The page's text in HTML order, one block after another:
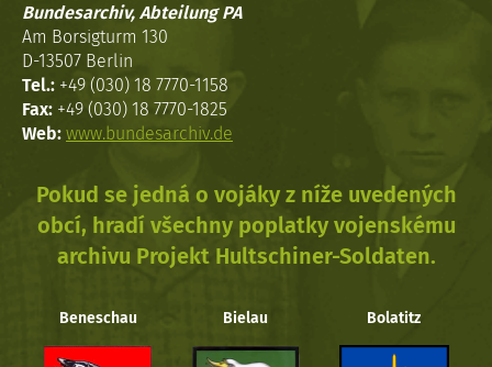
Bundesarchiv, Abteilung PA
Am Borsigturm 130
D-13507 Berlin
Tel.: +49 (030) 18 7770-1158
Fax: +49 (030) 18 7770-1825
Web: www.bundesarchiv.de
Pokud se jedná o vojáky z níže uvedených
obcí, hradí všechny poplatky vojenskému
archivu Projekt Hultschiner-Soldaten.
Beneschau Bielau Bolatitz